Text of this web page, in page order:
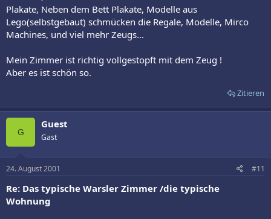
Plakate, Neben dem Bett Plakate, Modelle aus
Lego(selbstgebaut) schmücken die Regale, Modelle, Mirco
Machines, und viel mehr Zeugs...
Mein Zimmer ist richtig vollgestopft mit dem Zeug !
Aber es ist schön so.
Zitieren
G
Guest
Gast
24. August 2001 #11
Re: Das typische Warsler Zimmer /die typische
Wohnung